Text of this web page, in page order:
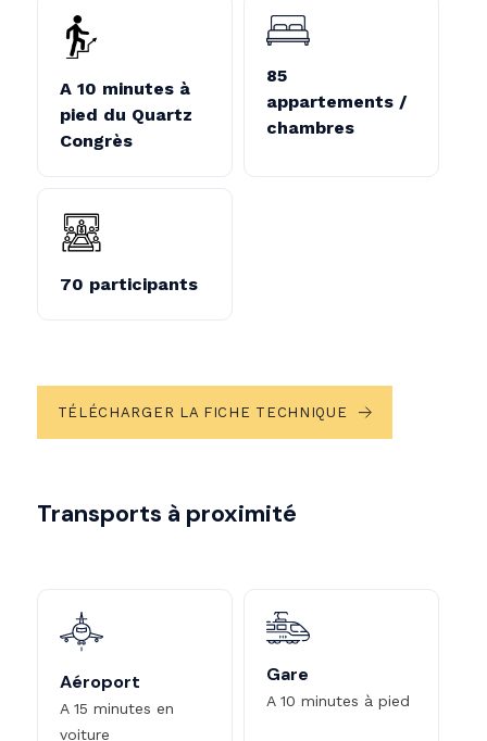
A 10 minutes à
pied du Quartz
Congrès
85
appartements /
chambres
70 participants
TÉLÉCHARGER LA FICHE TECHNIQUE
Transports à proximité
Aéroport
A 15 minutes en
voiture
Gare
A 10 minutes à pied